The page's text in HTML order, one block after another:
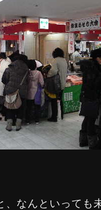
、なんといっても